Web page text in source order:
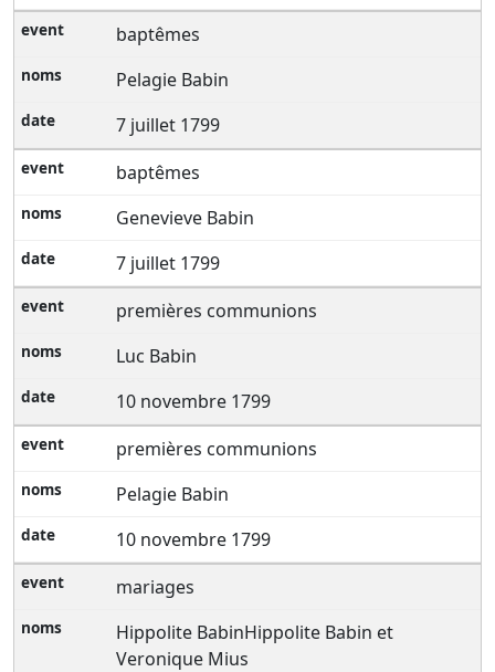
baptêmes
Pelagie Babin
7 juillet 1799
baptêmes
Genevieve Babin
7 juillet 1799
premières communions
Luc Babin
10 novembre 1799
premières communions
Pelagie Babin
10 novembre 1799
mariages
Hippolite BabinHippolite Babin et
Veronique Mius